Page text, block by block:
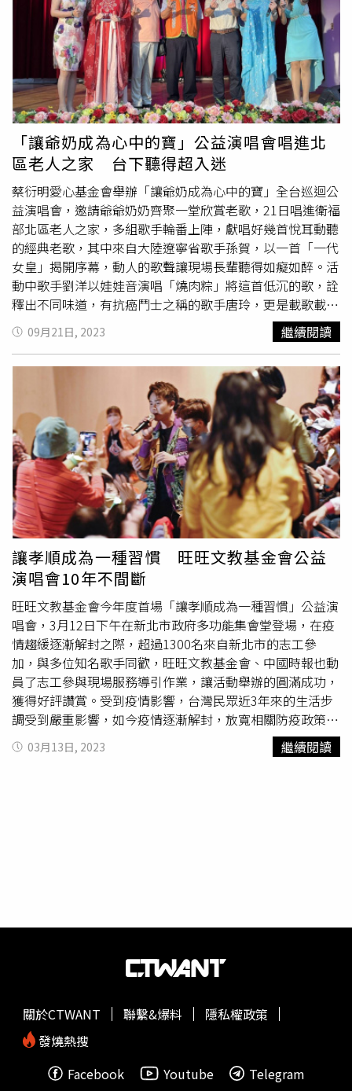
梁祝音樂劇，與長者一起進入時光迴廊，找回往日情懷。活
動中由桃園市政府推薦的邱士維講師進行為時三十分鐘的老
人福利宣導。桃園榮家的伯伯們齊聚一堂,一起進入時光迴
廊,找回往日情懷。演唱會由藝人黃金蓮主持，邀孫賀、劉
晏潔、劉洋、烏日高娃、康雅嵐、陸子綾等實力派歌手輪番
登台，接續演唱《一代女皇》、《鳯飛飛組曲》、《情人
橋》、《紅花襟上插》等膾炙人口經典歌曲，熟悉的旋律長
者不禁跟著哼唱打拍子，絲絲入扣《梁祝》的醉人樂曲，更
讓全場長輩著迷，回以熱烈的掌聲。林阿姨表示：這是華人
最美的愛情故事了，王伯伯回饋好久沒有這麼感動了，現場
溫情滿溢。所有出席藝人與長官一同上台合影。榮家主任陳
平表示，感謝蔡衍明愛心基金會舉辦懷舊音樂劇，讓榮家長
者重溫舊時的美好，散播歡笑，傳遞幸福與愛心，亦感受到
敬老、尊老的溫情。榮家未來持續連結各界團體，辦理多元
豐富的休閒活動，讓長輩享有銀髮的幸福時光。藝人劉晏潔
演唱經典的《鳯飛飛組曲》帶動全場歡樂氣氛。
「讓爺奶成為心中的寶」公益演唱會唱進北
區老人之家 台下聽得超入迷
蔡衍明愛心基金會舉辦「讓爺奶成為心中的寶」全台巡迴公
益演唱會，邀請爺爺奶奶齊聚一堂欣賞老歌，21日唱進衛福
部北區老人之家，多組歌手輪番上陣，獻唱好幾首悅耳動聽
的經典老歌，其中來自大陸遼寧省歌手孫賀，以一首「一代
女皇」揭開序幕，動人的歌聲讓現場長輩聽得如癡如醉。活
動中歌手劉洋以娃娃音演唱「燒肉粽」將這首低沉的歌，詮
釋出不同味道，有抗癌鬥士之稱的歌手唐玲，更是載歌載舞
讓現場爺奶嗨到最高點，動感歌后康雅嵐壓軸演出，以一首
「我是男子漢」劃上活動的句點。台下的長輩們聽得如痴如
醉。（圖／蔡衍明愛心基金會提供）衛福部北區老人之家主
任陳立庚表示，感謝蔡衍明愛心基金會對社會的關愛一直不
遺餘力，事實上這次是蔡衍明基金會用演唱會活動傳遞孝
悌，是企業的楷模與典範，因此未來在高齡長者的休閒與健
康活動很需要大家的參與。蔡衍明愛心基金會主任 周哲仁表
示，這些年來，旺旺集團蔡衍明董事長，推動二大理念「孝
親、奉獻」，認為每個人在家孝順父母、敬重長輩，出了社
會要從事志願服務，因此期盼能藉由公益演唱會活動，讓更
多人體認到及時行孝的重要。出席的歌手藝人亦秉持著這份
心情，在中秋節的前夕，與長輩同歡。衛福部北區老人之家
主任陳立庚（左1）致贈感謝狀予蔡衍明愛心基金會主任周
哲仁（中）。（圖／蔡衍明愛心基金會提供）
09月21日, 2023 繼續閱讀
讓孝順成為一種習慣 旺旺文教基金會公益
演唱會10年不間斷
旺旺文教基金會今年度首場「讓孝順成為一種習慣」公益演
唱會，3月12日下午在新北市政府多功能集會堂登場，在疫
情趨緩逐漸解封之際，超過1300名來自新北市的志工參
加，與多位知名歌手同歡，旺旺文教基金會、中國時報也動
員了志工參與現場服務導引作業，讓活動舉辦的圓滿成功，
獲得好評讚賞。受到疫情影響，台灣民眾近3年來的生活步
調受到嚴重影響，如今疫情逐漸解封，放寬相關防疫政策，
恢復正常生活，旺旺文教基金會也在今天舉辦2023年首場
「讓孝順成為一種習慣」公益演唱會，這個演唱會從2013
孝順不是僅滿足父母長輩的物質需求，而是時常讓長輩感受
實際的表現。演場會吸引大批民眾參加。（圖／旺旺文教基
辦公益演唱會至今已經第10年，就是要推廣旺旺集團董事長
蔡衍明堅守的「孝順」理念，讓孝順融入生活成為一種習
慣，他也感謝參與演出的歌手，雖然因為工作的性質，無法
聲，用歌聲傳愛。新北市文化局長龔雅雯也親自到場致詞，
03月13日, 2023 繼續閱讀
關於CTWANT 聯繫&爆料
隱私權政策
發燒熱搜
Facebook
Youtube Telegram